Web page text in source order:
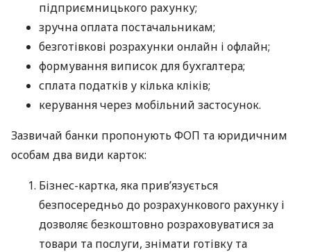
підприємницького рахунку;
зручна оплата постачальникам;
безготівкові розрахунки онлайн і офлайн;
формування виписок для бухгалтера;
сплата податків у кілька кліків;
керування через мобільний застосунок.
Зазвичай банки пропонують ФОП та юридичним
особам два види карток:
Бізнес-картка, яка прив’язується
безпосередньо до розрахункового рахунку і
дозволяє безкоштовно розраховуватися за
товари та послуги, знімати готівку та